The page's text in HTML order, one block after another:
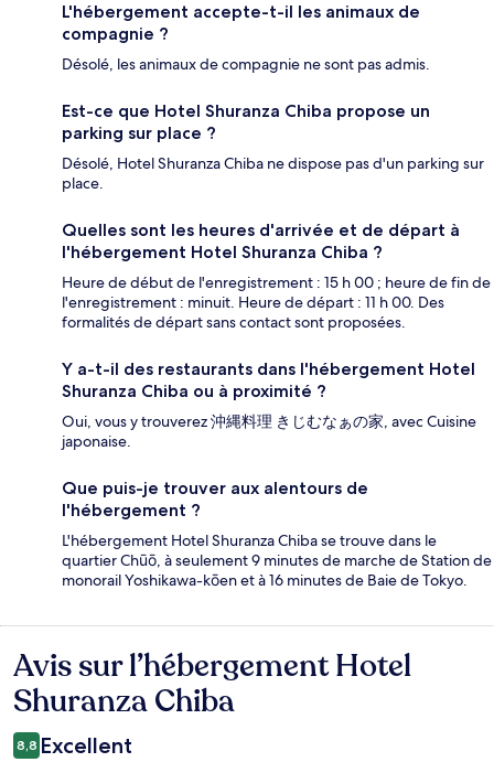
L'hébergement accepte-t-il les animaux de
compagnie ?
Désolé, les animaux de compagnie ne sont pas admis.
Est-ce que Hotel Shuranza Chiba propose un
parking sur place ?
Désolé, Hotel Shuranza Chiba ne dispose pas d'un parking sur
place.
Quelles sont les heures d'arrivée et de départ à
l'hébergement Hotel Shuranza Chiba ?
Heure de début de l'enregistrement : 15 h 00 ; heure de fin de
l'enregistrement : minuit. Heure de départ : 11 h 00. Des
formalités de départ sans contact sont proposées.
Y a-t-il des restaurants dans l'hébergement Hotel
Shuranza Chiba ou à proximité ?
Oui, vous y trouverez 沖縄料理 きじむなぁの家, avec Cuisine
japonaise.
Que puis-je trouver aux alentours de
l'hébergement ?
L'hébergement Hotel Shuranza Chiba se trouve dans le
quartier Chūō, à seulement 9 minutes de marche de Station de
monorail Yoshikawa-kōen et à 16 minutes de Baie de Tokyo.
Avis
Avis sur l’hébergement Hotel
Shuranza Chiba
8,8 Excellent